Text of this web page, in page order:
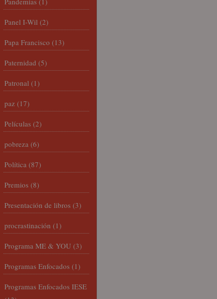
Panel I-Wil (2)
Papa Francisco (13)
Paternidad (5)
Patronal (1)
paz (17)
Películas (2)
pobreza (6)
Política (87)
Premios (8)
Presentación de libros (3)
procrastinación (1)
Programa ME & YOU (3)
Programas Enfocados (1)
Programas Enfocados IESE